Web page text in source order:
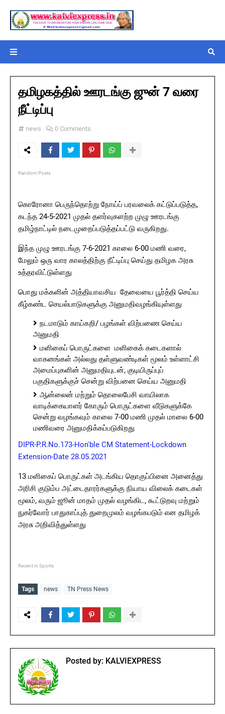
தமிழகத்தில் ஊரடங்கு ஜுன் 7 வரை
நீட்டிப்பு
news 0 Comments
Random Posts
கொரோனா பெருந்தொற்று நோய்ப் பரவலைக் கட்டுப்படுத்த,
கடந்த 24-5-2021 முதல் தளர்வுகளற்ற முழு ஊரடங்கு
தமிழ்நாட்டில் நடைமுறைப்படுத்தப்பட்டு வருகிறது.
இந்த முழு ஊரடங்கு 7-6-2021 காலை 6-00 மணி வரை,
மேலும் ஒரு வார காலத்திற்கு நீட்டிப்பு செய்து தமிழக அரசு
உத்தரவிட்டுள்ளது
பொது மக்களின் அத்தியாவசிய தேவையை பூர்த்தி செய்ய
கீழ்கண்ட செயல்பாடுகளுக்கு அனுமதிவழங்கியுள்ளது
நடமாடும் காய்கறி/ பழங்கள் விற்பணை செய்ய
அனுமதி
மளிகைப் பொருட்களை மளிகைக் கடைகளால்
வாகனங்கள் அல்லது தள்ளுவண்டிகள் மூலம் உள்ளாட்சி
அமைப்புகளின் அனுமதியுடன், குடியிருப்புப்
பகுதிகளுக்குச் சென்று விற்பனை செய்ய அனுமதி
ஆன்லைன் மற்றும் தொலைபேசி வாயிலாக
வாடிக்கையாளர் கோரும் பொருட்களை வீடுகளுக்கே
சென்று வழங்கவும் காலை 7-00 மணி முதல் மாலை 6-00
மணிவரை அனுமதிக்கப்படுகிறது
DIPR-P.R.No.173-Hon'ble CM Statement-Lockdown
Extension-Date 28.05.2021
13 மளிகைப் பொருட்கள் அடங்கிய தொகுப்பினை அனைத்து
அரிசி குடும்ப அட்டைதாரர்களுக்கு நியாய விலைக் கடைகள்
மூலம், வரும் ஜூன் மாதம் முதல் வழங்கிட, கூட்டுறவு மற்றும்
நுகர்வோர் பாதுகாப்புத் துறைமுலம் வழங்கபடும் என தமிழக்
அரசு அறிவித்துள்ளது
Recent in Sports
Tags news TN Press News
Posted by: KALVIEXPRESS